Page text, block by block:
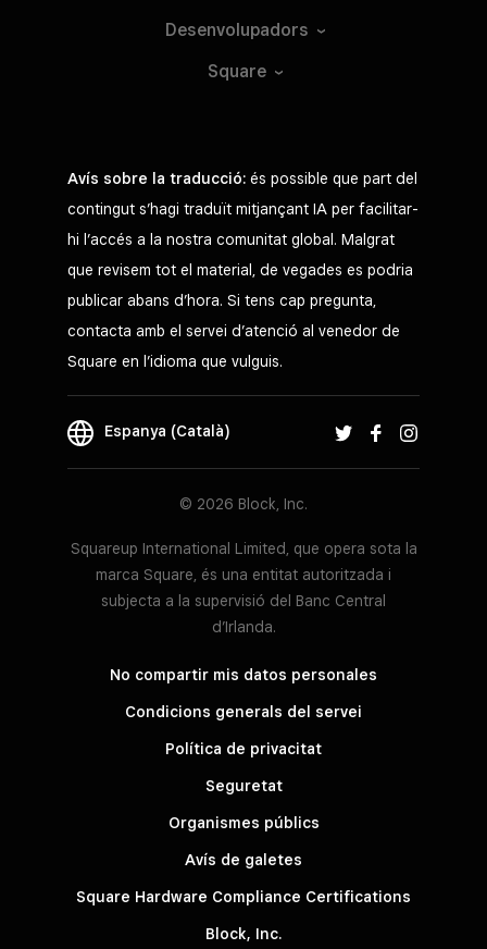
Desenvolupadors
Square
Avís sobre la traducció: és possible que part del
contingut s’hagi traduït mitjançant IA per facilitar-
hi l’accés a la nostra comunitat global. Malgrat
que revisem tot el material, de vegades es podria
publicar abans d’hora. Si tens cap pregunta,
contacta amb el servei d’atenció al venedor de
Square en l’idioma que vulguis.
Espanya (Català)
© 2026 Block, Inc.
Squareup International Limited, que opera sota la
marca Square, és una entitat autoritzada i
subjecta a la supervisió del Banc Central
d’Irlanda.
No compartir mis datos personales
Condicions generals del servei
Política de privacitat
Seguretat
Organismes públics
Avís de galetes
Square Hardware Compliance Certifications
Block, Inc.